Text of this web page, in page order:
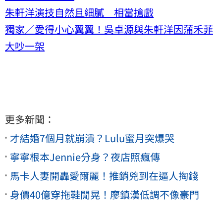
朱軒洋演技自然且細膩 相當搶戲
獨家／愛得小心翼翼！吳卓源與朱軒洋因蒲禾菲
大吵一架
更多新聞：
才結婚7個月就崩潰？Lulu蜜月突爆哭
寧寧根本Jennie分身？夜店照瘋傳
馬卡人妻開轟愛爾麗！推銷兇到在逼人掏錢
身價40億穿拖鞋閒晃！廖鎮漢低調不像豪門